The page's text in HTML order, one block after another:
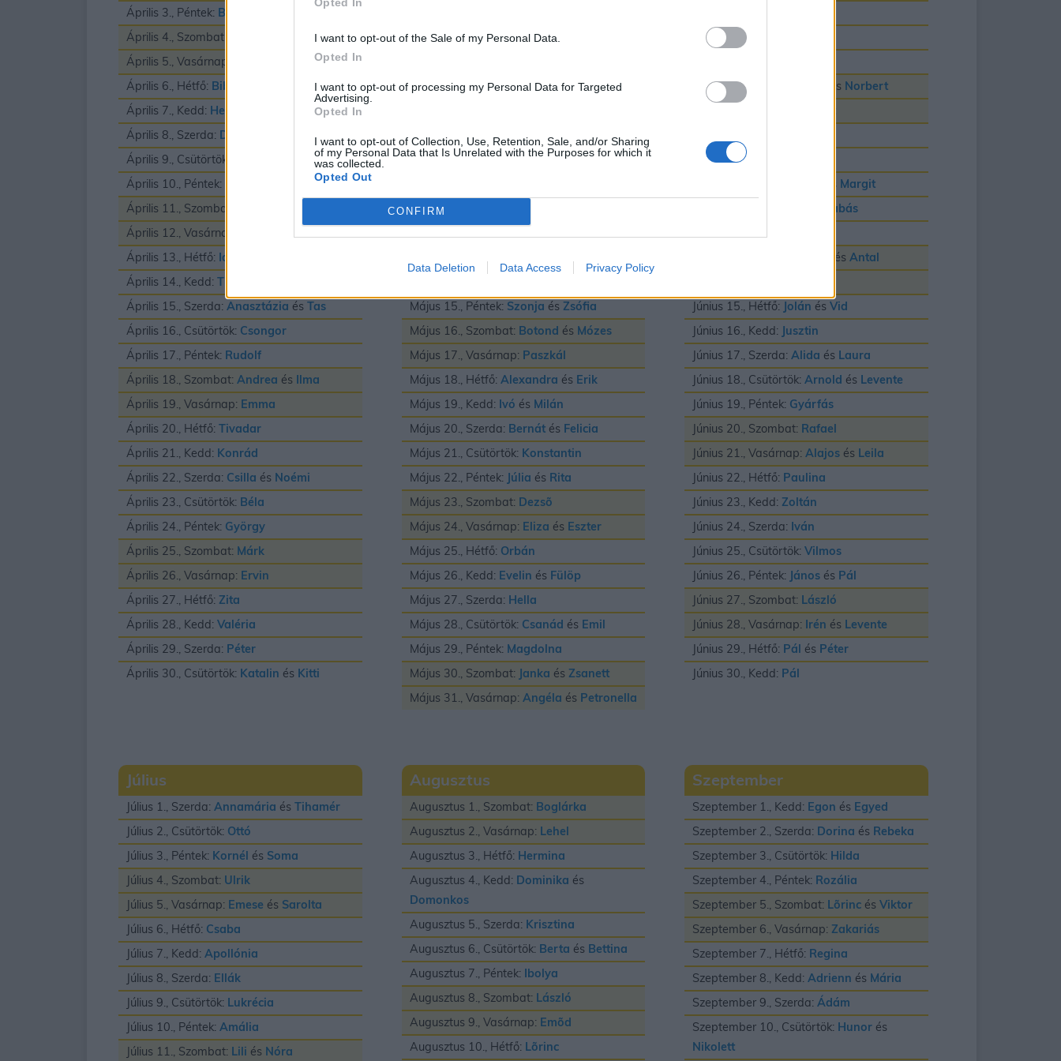
I want to opt-out of the Sale of my Personal Data.
Opted In
I want to opt-out of processing my Personal Data for Targeted
Advertising.
Opted In
I want to opt-out of Collection, Use, Retention, Sale, and/or Sharing
of my Personal Data that Is Unrelated with the Purposes for which it
was collected.
Opted Out
CONFIRM
Data Deletion Data Access Privacy Policy
Április 3., Péntek: Buda
Április 4., Szombat:
Április 5., Vasárnap:
Április 6., Hétfő: Biborka
Április 7., Kedd: Herman
Április 8., Szerda: Dénes
Április 9., Csütörtök:
Április 10., Péntek:
Április 11., Szombat:
Április 12., Vasárnap:
Április 13., Hétfő: Ida
Április 14., Kedd: Tibor
Április 15., Szerda: Anasztázia és Tas
Április 16., Csütörtök: Csongor
Április 17., Péntek: Rudolf
Április 18., Szombat: Andrea és Ilma
Április 19., Vasárnap: Emma
Április 20., Hétfő: Tivadar
Április 21., Kedd: Konrád
Április 22., Szerda: Csilla és Noémi
Április 23., Csütörtök: Béla
Április 24., Péntek: György
Április 25., Szombat: Márk
Április 26., Vasárnap: Ervin
Április 27., Hétfő: Zita
Április 28., Kedd: Valéria
Április 29., Szerda: Péter
Április 30., Csütörtök: Katalin és Kitti
Május 4., Hétfő:Flórián ésMónika
Május 6., Szerda:FridaésIvett
Május 8., Péntek:Mihály
Május 9., Szombat:Gergely
Május 11., Hétfő:
Május 15., Péntek: Szonja és Zsófia
Május 16., Szombat: Botond és Mózes
Május 17., Vasárnap: Paszkál
Május 18., Hétfő: Alexandra és Erik
Május 19., Kedd: Ivó és Milán
Május 20., Szerda: Bernátés Felicia
Május 21., Csütörtök: Konstantin
Május 22., Péntek: Júlia és Rita
Május 23., Szombat: Dezsõ
Május 24., Vasárnap: Eliza és Eszter
Május 25., Hétfő: Orbán
Május 26., Kedd: Evelin és Fülöp
Május 27., Szerda: Hella
Május 28., Csütörtök: Csanád és Emil
Május 29., Péntek: Magdolna
Május 30., Szombat: Janka és Zsanett
Május 31., Vasárnap: Angéla és Petronella
Június 4., Csütörtök:
Június 6., Szombat:
és Norbert
Június 9., Kedd:
Margit
Barnabás
ésAntal
Június 15., Hétfő: Jolán ésVid
Június 16., Kedd: Jusztin
Június 17., Szerda:Alida és Laura
Június 18., Csütörtök:Arnold és Levente
Június 19., Péntek: Gyárfás
Június 20., Szombat: Rafael
Június 21., Vasárnap:Alajos és Leila
Június 22., Hétfő: Paulina
Június 23., Kedd: Zoltán
Június 24., Szerda: Iván
Június 25., Csütörtök:Vilmos
Június 26., Péntek: János és Pál
Június 27., Szombat: László
Június 28., Vasárnap: Irén és Levente
Június 29., Hétfő: Pál és Péter
Június 30., Kedd: Pál
Július
Július 1., Szerda: Annamária és Tihamér
Július 2., Csütörtök: Ottó
Július 3., Péntek: Kornél és Soma
Július 4., Szombat: Ulrik
Július 5., Vasárnap: Emese és Sarolta
Július 6., Hétfő: Csaba
Július 7., Kedd: Apollónia
Július 8., Szerda: Ellák
Július 9., Csütörtök: Lukrécia
Július 10., Péntek: Amália
Július 11., Szombat: Lili és Nóra
Augusztus
Augusztus 1., Szombat: Boglárka
Augusztus 2., Vasárnap: Lehel
Augusztus 3., Hétfő: Hermina
Augusztus 4., Kedd: Dominika és
Domonkos
Augusztus 5., Szerda: Krisztina
Augusztus 6., Csütörtök: Berta és Bettina
Augusztus 7., Péntek: Ibolya
Augusztus 8., Szombat: László
Augusztus 9., Vasárnap: Emõd
Augusztus 10., Hétfő: Lõrinc
Szeptember
Szeptember 1., Kedd: Egon és Egyed
Szeptember 2., Szerda: Dorina és Rebeka
Szeptember 3., Csütörtök: Hilda
Szeptember 4., Péntek: Rozália
Szeptember 5., Szombat: Lõrinc ésViktor
Szeptember 6., Vasárnap: Zakariás
Szeptember 7., Hétfő: Regina
Szeptember 8., Kedd:Adrienn és Mária
Szeptember 9., Szerda:Ádám
Szeptember 10., Csütörtök: Hunor és
Nikolett